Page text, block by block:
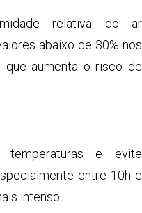
relativa do ar
abaixo de 30% nos
que aumenta o risco de
e evite
entre 10h e
intenso.